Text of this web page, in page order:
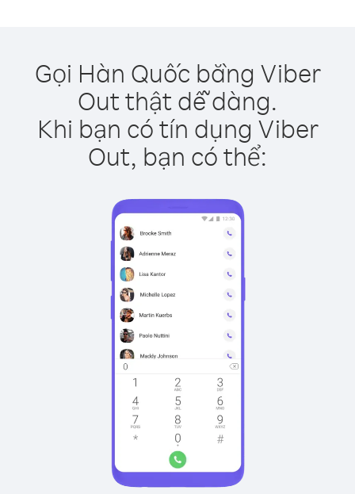
Gọi Hàn Quốc bằng Viber
Out thật dễ dàng.
Khi bạn có tín dụng Viber
Out, bạn có thể: